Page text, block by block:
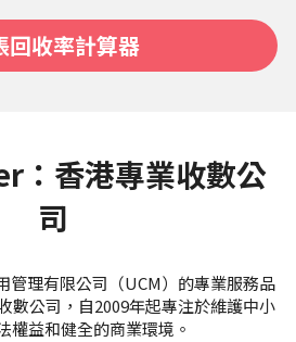
回收率計算器
：香港專業收數公
司
理有限公司（UCM）的專業服務品
數公司，自2009年起專注於維護中小
權益和健全的商業環境。